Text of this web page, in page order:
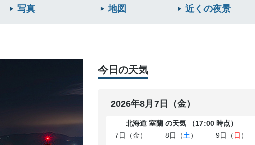
写真 地図 近くの夜景
今日の天気
2026年8月7日（金）
北海道 室蘭 の天気 （17:00 時点）
7日（金）
8日（土） 9日（ 日 ）